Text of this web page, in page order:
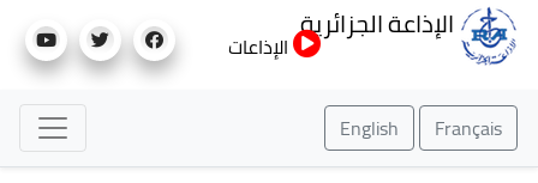
إلى
الإذاعة الجزائرية
الإذاعات
Français
English